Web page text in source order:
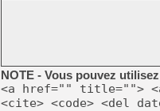
NOTE - Vous pouvez
<a href="" title="">
<cite> <code> <del